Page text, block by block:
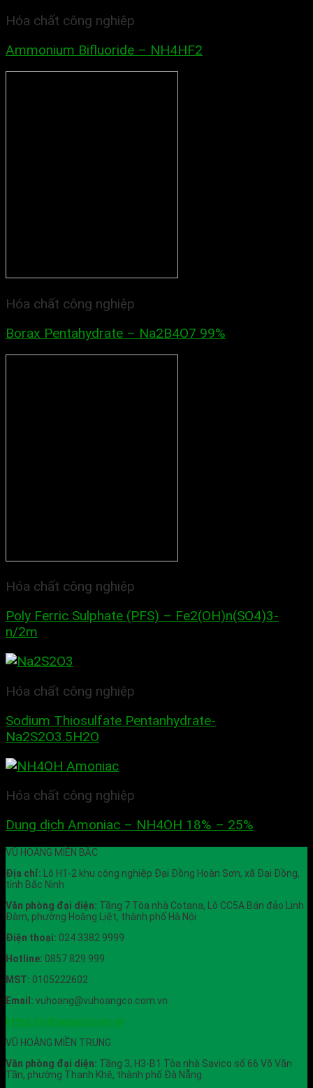
Hóa chất công nghiệp
Ammonium Bifluoride – NH4HF2
Hóa chất công nghiệp
Borax Pentahydrate – Na2B4O7 99%
Hóa chất công nghiệp
Poly Ferric Sulphate (PFS) – Fe2(OH)n(SO4)3-
n/2m
Hóa chất công nghiệp
Sodium Thiosulfate Pentanhydrate-
Na2S2O3.5H2O
Hóa chất công nghiệp
Dung dịch Amoniac – NH4OH 18% – 25%
VŨ HOÀNG MIỀN BẮC
Địa chỉ: Lô H1-2 khu công nghiệp Đại Đồng Hoàn Sơn, xã Đại Đồng,
tỉnh Bắc Ninh
Văn phòng đại diện: Tầng 7 Tòa nhà Cotana, Lô CC5A Bán đảo Linh
Đàm, phường Hoàng Liệt, thành phố Hà Nội
Điện thoại: 024 3382 9999
Hotline: 0857 829 999
MST: 0105222602
Email: vuhoang@vuhoangco.com.vn
https://vuhoangco.com.vn
VŨ HOÀNG MIỀN TRUNG
Văn phòng đại diện: Tầng 3, H3-B1 Tòa nhà Savico số 66 Võ Văn
Tần, phường Thanh Khê, thành phố Đà Nẵng